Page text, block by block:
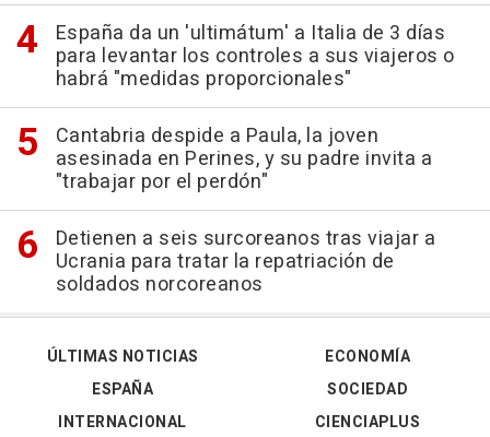
España da un 'ultimátum' a Italia de 3 días
para levantar los controles a sus viajeros o
habrá "medidas proporcionales"
Cantabria despide a Paula, la joven
asesinada en Perines, y su padre invita a
"trabajar por el perdón"
Detienen a seis surcoreanos tras viajar a
Ucrania para tratar la repatriación de
soldados norcoreanos
ÚLTIMAS NOTICIAS
ESPAÑA
INTERNACIONAL
ECONOMÍA
SOCIEDAD
CIENCIAPLUS